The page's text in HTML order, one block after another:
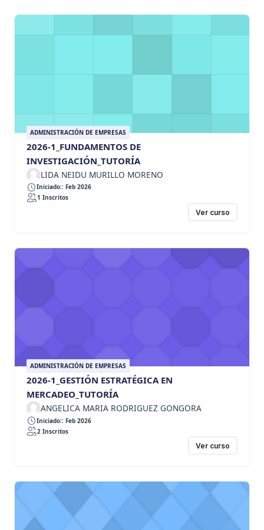
ADMINISTRACIÓN DE EMPRESAS
2026-1_FUNDAMENTOS DE
INVESTIGACIÓN_TUTORÍA
LIDA NEIDU MURILLO MORENO
Iniciado:: Feb 2026
1 Inscritos
Ver curso
ADMINISTRACIÓN DE EMPRESAS
2026-1_GESTIÓN ESTRATÉGICA EN
MERCADEO_TUTORÍA
ANGELICA MARIA RODRIGUEZ GONGORA
Iniciado:: Feb 2026
2 Inscritos
Ver curso